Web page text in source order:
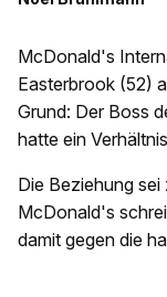
McDonald's
Easterbrook (52)
Grund: Der Boss
hatte ein
Die Beziehung
McDonald's
damit gegen die